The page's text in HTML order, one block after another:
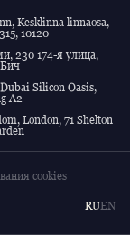
Kesklinna linnaosa,
10120
230 174-я улица,
Silicon Oasis,
A2
London, 71 Shelton
cookies
RUEN